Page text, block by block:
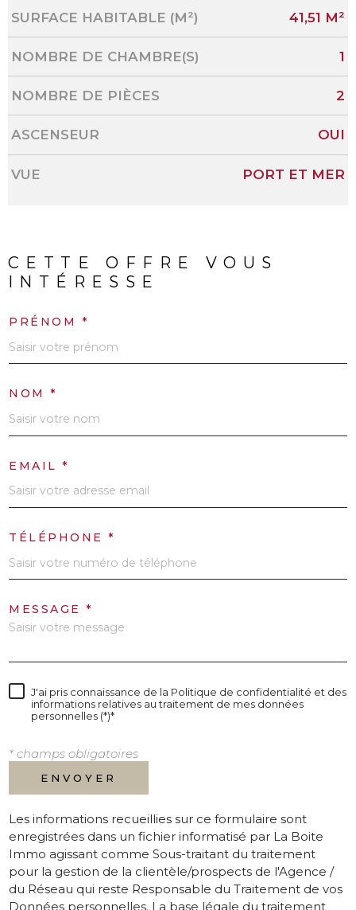
SURFACE HABITABLE (M²) 41,51 M²
NOMBRE DE CHAMBRE(S) 1
NOMBRE DE PIÈCES 2
ASCENSEUR OUI
VUE PORT ET MER
CETTE OFFRE
VOUS
INTÉRESSE
PRÉNOM *
NOM *
EMAIL *
TÉLÉPHONE *
MESSAGE *
J'ai pris connaissance de la Politique de confidentialité et des
informations relatives au traitement de mes données
personnelles (*)*
* champs obligatoires
ENVOYER
Les informations recueillies sur ce formulaire sont
enregistrées dans un fichier informatisé par La Boite
Immo agissant comme Sous-traitant du traitement
pour la gestion de la clientèle/prospects de l'Agence /
du Réseau qui reste Responsable du Traitement de vos
Données personnelles. La base légale du traitement